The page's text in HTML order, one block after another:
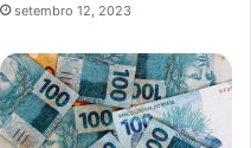
setembro 12, 2023